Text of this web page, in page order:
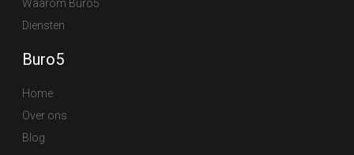
Waarom Buro5
Diensten
Buro5
Home
Over ons
Blog